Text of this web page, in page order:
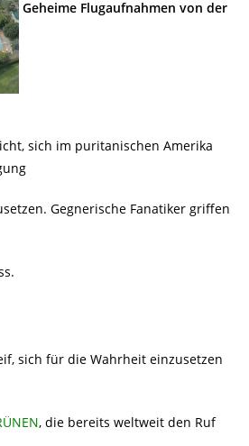
Geheime Flugaufnahmen von der
sich im puritanischen Amerika
Gegnerische Fanatiker griffen
sich für die Wahrheit einzusetzen
, die bereits weltweit den Ruf